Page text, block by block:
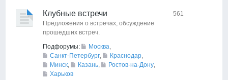
Клубные встречи
Предложения о встречах, обсуждение
прошедших встреч.
Подфорумы:
Москва,
Санкт-Петербург, Краснодар,
Минск, Казань, Ростов-на-Дону,
Харьков
561